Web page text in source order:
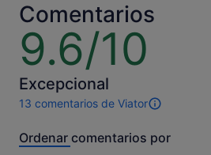
adulto*
* Selecciona
varios
adultos
obtener
un
inferior
Comentarios
9.6/10
9.6
sobre
10
Excepcional
13 comentarios de Viator
13 comentarios
esta
Ordenar comentarios por